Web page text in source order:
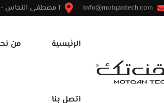
info@motqantech.com
الرئيسية من
اتصل بنا